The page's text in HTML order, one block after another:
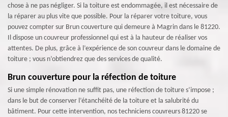
chose à ne pas négliger. Si la toiture est endommagée, il est nécessaire de
la réparer au plus vite que possible. Pour la réparer votre toiture, vous
pouvez compter sur Brun couverture qui demeure à Magrin dans le 81220.
Il dispose un couvreur professionnel qui est à la hauteur de réaliser vos
attentes. De plus, grâce à l’expérience de son couvreur dans le domaine de
toiture ; vous n’obtiendrez que des services de qualité.
Brun couverture pour la réfection de toiture
Si une simple rénovation ne suffit pas, une réfection de toiture s’impose ;
dans le but de conserver l’étanchéité de la toiture et la salubrité du
bâtiment. Pour cette intervention, nos techniciens couvreurs 81220 se